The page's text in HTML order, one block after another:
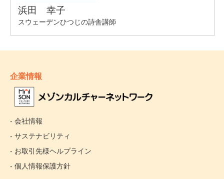
企業情報
- 会社情報
- サステナビリティ
- お取引先様ヘルプライン
- 個人情報保護方針